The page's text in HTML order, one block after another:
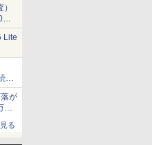
が
Lite
騰
が
円
る